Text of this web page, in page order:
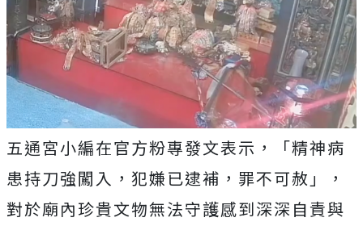
五通宮小編在官方粉專發文表示，「精神病
患持刀強闖入，犯嫌已逮補，罪不可赦」，
對於廟內珍貴文物無法守護感到深深自責與